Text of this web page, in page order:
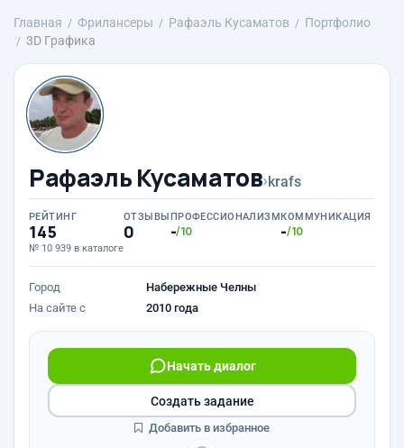
Главная Фрилансеры Рафаэль Кусаматов
Портфолио
3D Графика
Рафаэль Кусаматов›krafs
РЕЙТИНГ
145
№ 10 939 в каталоге
ОТЗЫВЫ
0
ПРОФЕССИОНАЛИЗМ
-/10
КОММУНИКАЦИЯ
-/10
Город
Набережные Челны
На сайте с
2010 года
Начать диалог
Создать задание
Добавить в избранное